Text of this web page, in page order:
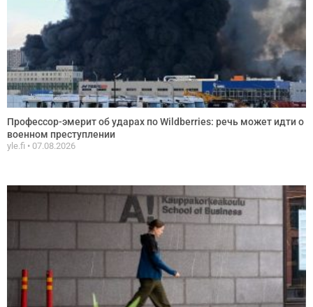
Профессор-эмерит об ударах по Wildberries: речь может идти о
военном преступлении
yle.fi 07.08.2026